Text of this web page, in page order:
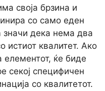
своја брзина и
со само еден
значи дека нема два
истиот квалитет. Ако
елементот, ќе биде
секој специфичен
со квалитетот.